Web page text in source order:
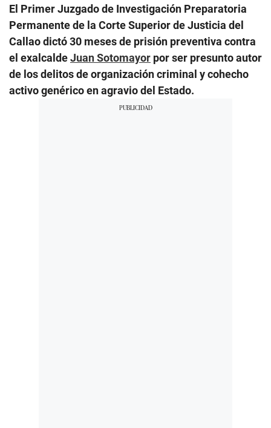
El Primer Juzgado de Investigación Preparatoria
Permanente de la Corte Superior de Justicia del
Callao dictó 30 meses de prisión preventiva contra
el exalcaldeJuan Sotomayor por ser presunto autor
de los delitos de organización criminal y cohecho
activo genérico en agravio del Estado.